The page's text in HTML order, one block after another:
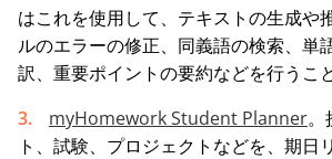
はこれを使用して、テキストの生成や
ルのエラーの修正、同義語の検索、単
訳、重要ポイントの要約などを行うこ
myHomework Student Planner。
ト、試験、プロジェクトなどを、期日